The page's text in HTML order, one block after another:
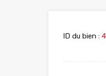
ID du bien :